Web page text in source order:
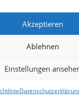
Akzeptieren
Ablehnen
Einstellungen
Cookie-Richtlinie (EU)
WordPress